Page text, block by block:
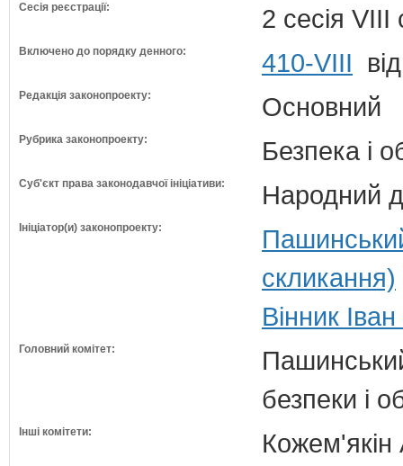
Сесія реєстрації: 2 сесія VIII
Включено до порядку денного: 410-VIII
Редакція законопроекту: Основний
Рубрика законопроекту: Безпека і
Суб'єкт права законодавчої ініціативи: Народний
Ініціатор(и) законопроекту:
скликання)
Вінник
Головний комітет:
безпеки і
Інші комітети:
Кожем'якін